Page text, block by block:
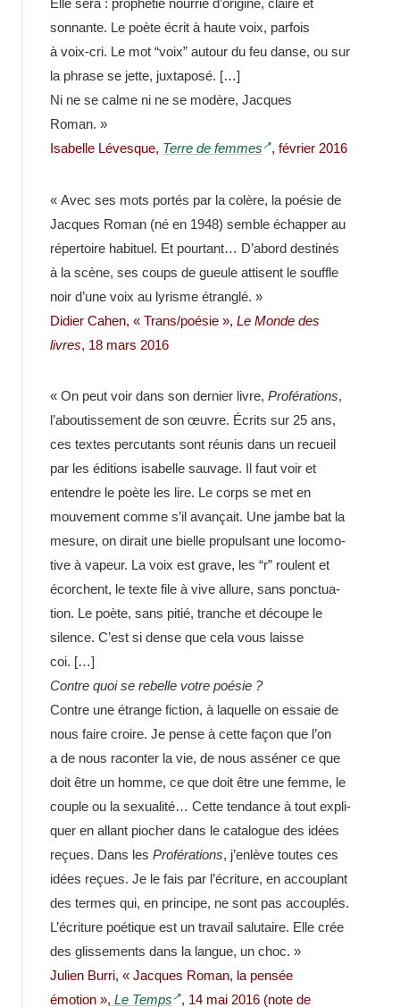
Elle sera : prophé­tie nour­rie d’origine, claire et
sonnante. Le poète écrit à haute voix, parfois
à voix-​cri. Le mot “voix” autour du feu danse, ou sur
la phrase se jette, juxtaposé. […]
Ni ne se calme ni ne se modère, Jacques
Roman. »
Isabelle Lévesque, Terre de femmes , février 2016
« Avec ses mots portés par la colère, la poésie de
Jacques Roman (né en 1948) semble échap­per au
réper­toire habi­tuel. Et pour­tant… D’abord desti­nés
à la scène, ses coups de gueule attisent le souffle
noir d’une voix au lyrisme étranglé. »
Didier Cahen, « Trans/​poésie »,Le Monde des
livres, 18 mars 2016
« On peut voir dans son dernier livre,Profé­ra­tions,
l’aboutissement de son œuvre. Écrits sur 25 ans,
ces textes percu­tants sont réunis dans un recueil
par les éditions isabelle sauvage. Il faut voir et
entendre le poète les lire. Le corps se met en
mouve­ment comme s’il avan­çait. Une jambe bat la
mesure, on dirait une bielle propul­sant une loco­mo­
tive à vapeur. La voix est grave, les “r” roulent et
écorchent, le texte file à vive allure, sans ponc­tua­
tion. Le poète, sans pitié, tranche et découpe le
silence. C’est si dense que cela vous laisse
coi. […]
Contre quoi se rebelle votre poésie ?
Contre une étrange fiction, à laquelle on essaie de
nous faire croire. Je pense à cette façon que l’on
a de nous racon­ter la vie, de nous assé­ner ce que
doit être un homme, ce que doit être une femme, le
couple ou la sexua­lité… Cette tendance à tout expli­
quer en allant piocher dans le cata­logue des idées
reçues. Dans lesProfé­ra­tions, j’enlève toutes ces
idées reçues. Je le fais par l’écriture, en accou­plant
des termes qui, en prin­cipe, ne sont pas accou­plés.
L’écriture poétique est un travail salu­taire. Elle crée
des glis­se­ments dans la langue, un choc. »
Julien Burri, « Jacques Roman, la pensée
émotion », Le Temps
, 14 mai 2016 (note de